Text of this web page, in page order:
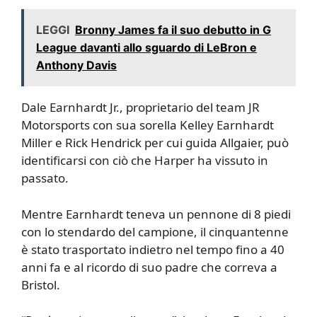
LEGGI Bronny James fa il suo debutto in G
League davanti allo sguardo di LeBron e
Anthony Davis
Dale Earnhardt Jr., proprietario del team JR
Motorsports con sua sorella Kelley Earnhardt
Miller e Rick Hendrick per cui guida Allgaier, può
identificarsi con ciò che Harper ha vissuto in
passato.
Mentre Earnhardt teneva un pennone di 8 piedi
con lo stendardo del campione, il cinquantenne
è stato trasportato indietro nel tempo fino a 40
anni fa e al ricordo di suo padre che correva a
Bristol.